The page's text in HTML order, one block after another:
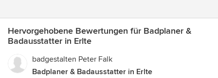
Hervorgehobene Bewertungen für Badplaner &
Badausstatter in Erlte
badgestalten Peter Falk
Badplaner & Badausstatter in Erlte